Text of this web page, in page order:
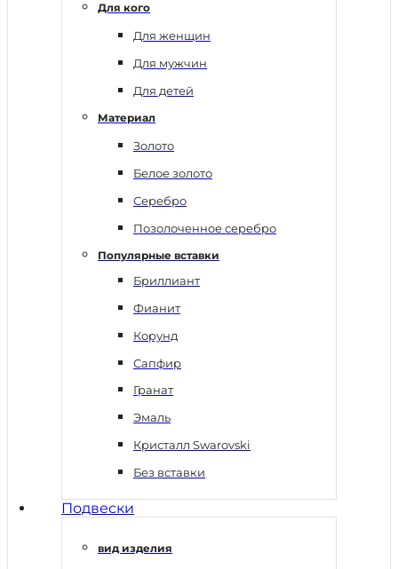
Для кого
Для женщин
Для мужчин
Для детей
Материал
Золото
Белое золото
Серебро
Позолоченное серебро
Популярные вставки
Бриллиант
Фианит
Корунд
Сапфир
Гранат
Эмаль
Кристалл Swarovski
Без вставки
Подвески
вид изделия